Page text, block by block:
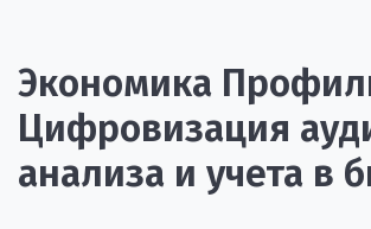
Экономика
Цифровизация
анализа и учета в